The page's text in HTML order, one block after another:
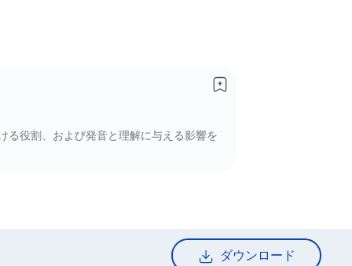
役割、および発音と理解に与える影響を
ダウンロード